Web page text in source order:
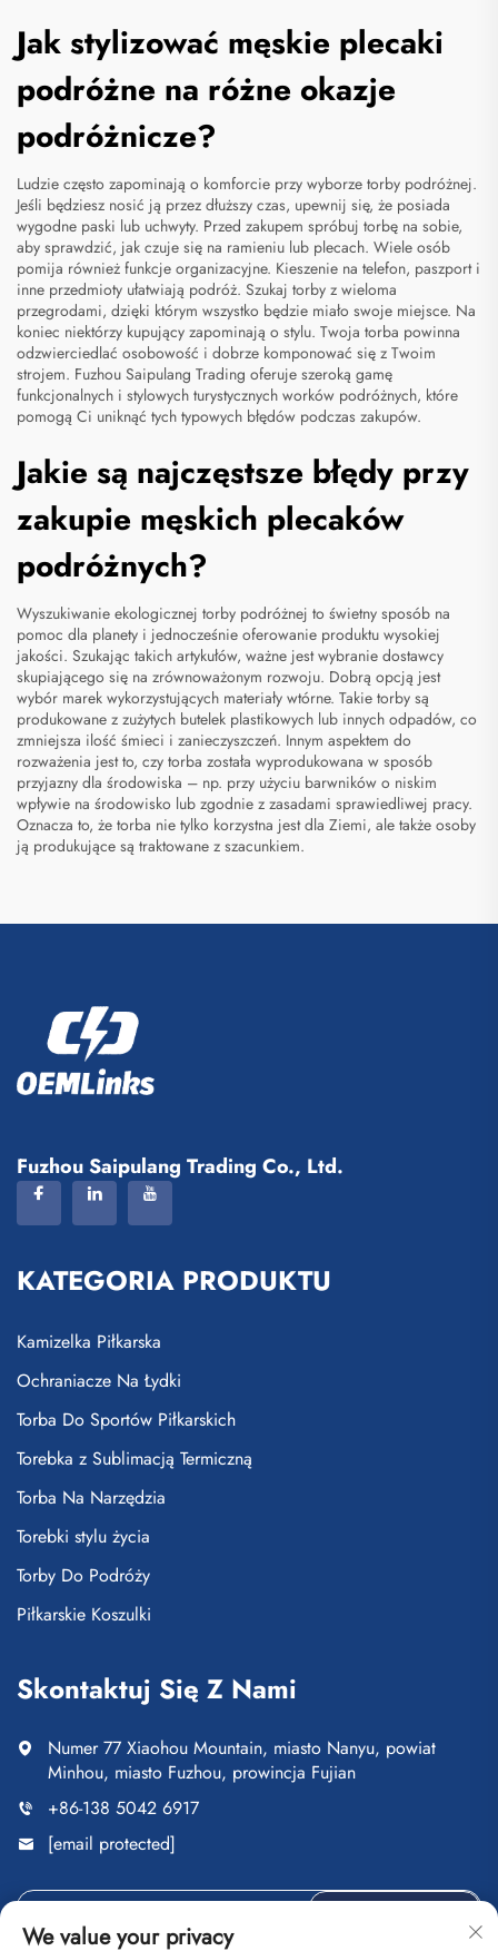
Jak stylizować męskie plecaki
podróżne na różne okazje
podróżnicze?
Ludzie często zapominają o komforcie przy wyborze torby podróżnej.
Jeśli będziesz nosić ją przez dłuższy czas, upewnij się, że posiada
wygodne paski lub uchwyty. Przed zakupem spróbuj torbę na sobie,
aby sprawdzić, jak czuje się na ramieniu lub plecach. Wiele osób
pomija również funkcje organizacyjne. Kieszenie na telefon, paszport i
inne przedmioty ułatwiają podróż. Szukaj torby z wieloma
przegrodami, dzięki którym wszystko będzie miało swoje miejsce. Na
koniec niektórzy kupujący zapominają o stylu. Twoja torba powinna
odzwierciedlać osobowość i dobrze komponować się z Twoim
strojem. Fuzhou Saipulang Trading oferuje szeroką gamę
funkcjonalnych i stylowych turystycznych worków podróżnych, które
pomogą Ci uniknąć tych typowych błędów podczas zakupów.
Jakie są najczęstsze błędy przy
zakupie męskich plecaków
podróżnych?
Wyszukiwanie ekologicznej torby podróżnej to świetny sposób na
pomoc dla planety i jednocześnie oferowanie produktu wysokiej
jakości. Szukając takich artykułów, ważne jest wybranie dostawcy
skupiającego się na zrównoważonym rozwoju. Dobrą opcją jest
wybór marek wykorzystujących materiały wtórne. Takie torby są
produkowane z zużytych butelek plastikowych lub innych odpadów, co
zmniejsza ilość śmieci i zanieczyszczeń. Innym aspektem do
rozważenia jest to, czy torba została wyprodukowana w sposób
przyjazny dla środowiska – np. przy użyciu barwników o niskim
wpływie na środowisko lub zgodnie z zasadami sprawiedliwej pracy.
Oznacza to, że torba nie tylko korzystna jest dla Ziemi, ale także osoby
ją produkujące są traktowane z szacunkiem.
Fuzhou Saipulang Trading Co., Ltd.
KATEGORIA PRODUKTU
Kamizelka Piłkarska
Ochraniacze Na Łydki
Torba Do Sportów Piłkarskich
Torebka z Sublimacją Termiczną
Torba Na Narzędzia
Torebki stylu życia
Torby Do Podróży
Piłkarskie Koszulki
Skontaktuj Się Z Nami
Numer 77 Xiaohou Mountain, miasto Nanyu, powiat
Minhou, miasto Fuzhou, prowincja Fujian
+86-138 5042 6917
[email protected]
We value your privacy